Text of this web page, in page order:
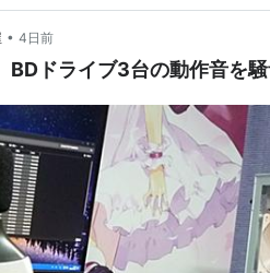
• 4日前
ドライブ3台の動作音を